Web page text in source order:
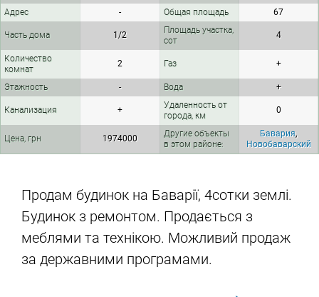
Адрес
- Общая площадь 67
Часть дома 1/2
Площадь участка,
сот
4
Количество
комнат
2 Газ +
Этажность - Вода +
Канализация +
Удаленность от
города, км
0
Цена, грн 1974000
Другие объекты
в этом районе:
Бавария,
Новобаварский
Продам будинок на Баварії, 4сотки землі.
Будинок з ремонтом. Продається з
меблями та технікою. Можливий продаж
за державними програмами.